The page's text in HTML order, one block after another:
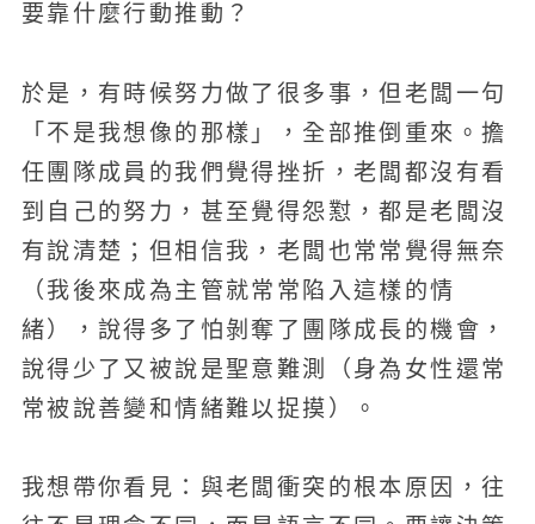
要靠什麼行動推動？
於是，有時候努力做了很多事，但老闆一句
「不是我想像的那樣」，全部推倒重來。擔
任團隊成員的我們覺得挫折，老闆都沒有看
到自己的努力，甚至覺得怨懟，都是老闆沒
有說清楚；但相信我，老闆也常常覺得無奈
（我後來成為主管就常常陷入這樣的情
緒），說得多了怕剝奪了團隊成長的機會，
說得少了又被說是聖意難測（身為女性還常
常被說善變和情緒難以捉摸）。
我想帶你看見：與老闆衝突的根本原因，往